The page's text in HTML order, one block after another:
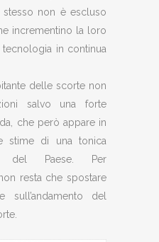
non è escluso
incrementino la loro
tecnologia in continua
delle scorte non
salvo una forte
che però appare in
stime di una tonica
del Paese. Per
resta che spostare
del